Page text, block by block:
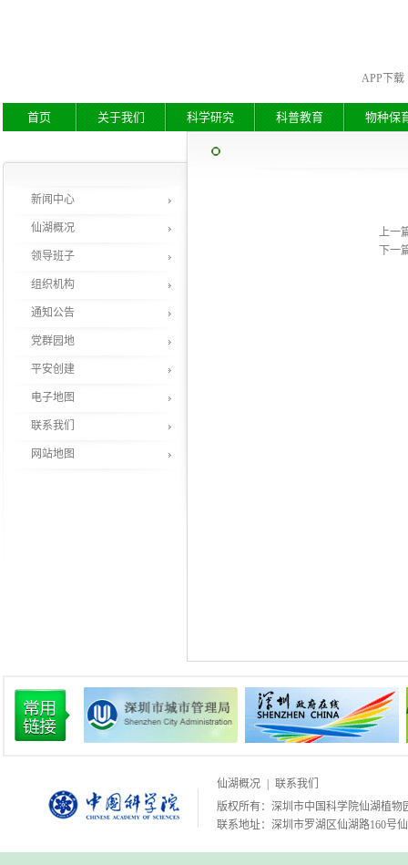
APP下载
首页 关于我们 科学研究 科普教育 物种保
上一
下一
新闻中心
仙湖概况
领导班子
组织机构
通知公告
党群园地
平安创建
电子地图
联系我们
网站地图
仙湖概况
联系我们
版权所有：深圳市中国科学院仙湖植物
联系地址：深圳市罗湖区仙湖路160号